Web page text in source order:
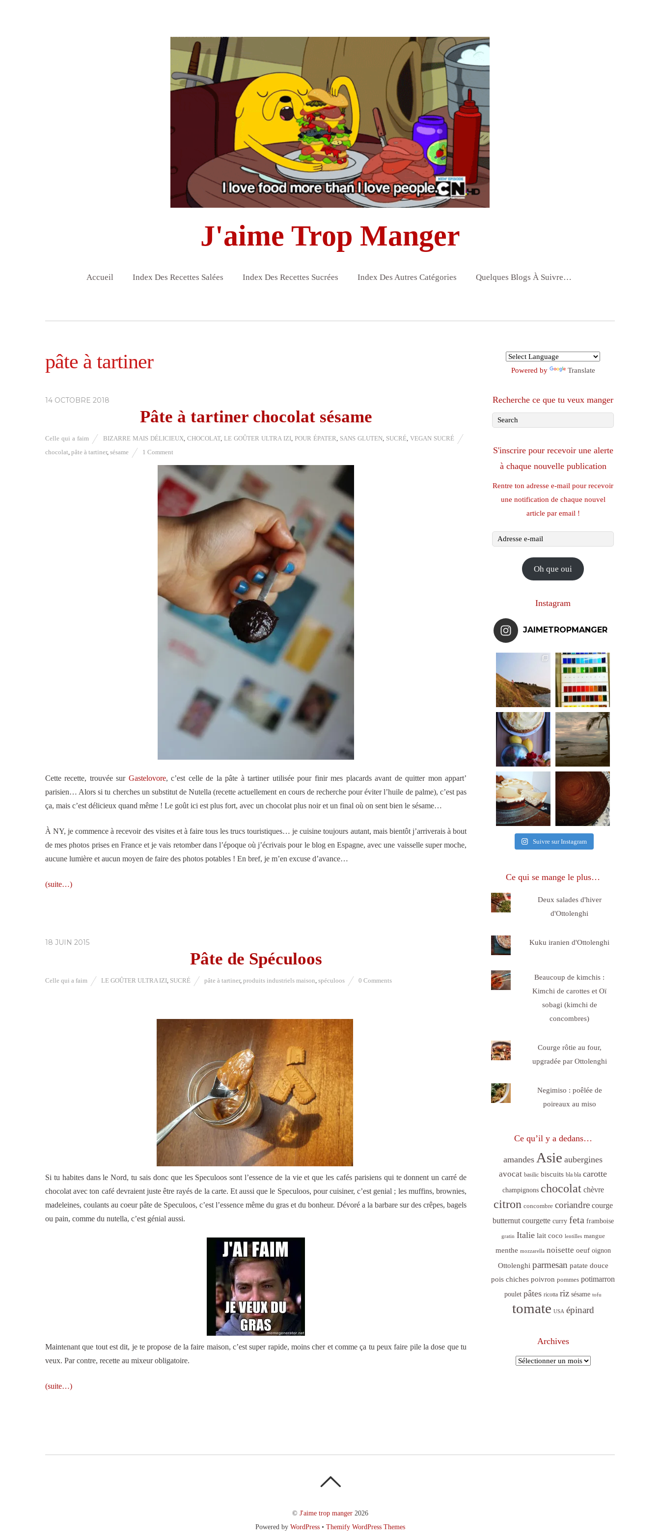
J'aime Trop Manger
Accueil Index Des Recettes Salées Index Des Recettes Sucrées Index Des Autres Catégories Quelques Blogs À Suivre…
pâte à tartiner
14 OCTOBRE 2018
Pâte à tartiner chocolat sésame
Celle qui a faim BIZARRE MAIS DÉLICIEUX, CHOCOLAT, LE GOÛTER ULTRA IZI, POUR ÉPATER, SANS GLUTEN, SUCRÉ, VEGAN SUCRÉ
chocolat, pâte à tartiner, sésame 1 Comment
Cette recette, trouvée sur Gastelovore, c’est celle de la pâte à tartiner utilisée pour finir mes placards avant de quitter mon appart’
parisien… Alors si tu cherches un substitut de Nutella (recette actuellement en cours de recherche pour éviter l’huile de palme), c’est pas
ça, mais c’est délicieux quand même ! Le goût ici est plus fort, avec un chocolat plus noir et un final où on sent bien le sésame…
À NY, je commence à recevoir des visites et à faire tous les trucs touristiques… je cuisine toujours autant, mais bientôt j’arriverais à bout
de mes photos prises en France et je vais retomber dans l’époque où j’écrivais pour le blog en Espagne, avec une vaisselle super moche,
aucune lumière et aucun moyen de faire des photos potables ! En bref, je m’en excuse d’avance…
(suite…)
18 JUIN 2015
Pâte de Spéculoos
Celle qui a faim LE GOÛTER ULTRA IZI, SUCRÉ pâte à tartiner, produits industriels maison, spéculoos 0 Comments
Si tu habites dans le Nord, tu sais donc que les Speculoos sont l’essence de la vie et que les cafés parisiens qui te donnent un carré de
chocolat avec ton café devraient juste être rayés de la carte. Et aussi que le Speculoos, pour cuisiner, c’est genial ; les muffins, brownies,
madeleines, coulants au coeur pâte de Speculoos, c’est l’essence même du gras et du bonheur. Dévoré a la barbare sur des crêpes, bagels
ou pain, comme du nutella, c’est génial aussi.
Maintenant que tout est dit, je te propose de la faire maison, c’est super rapide, moins cher et comme ça tu peux faire pile la dose que tu
veux. Par contre, recette au mixeur obligatoire.
(suite…)
Powered by Translate
Recherche ce que tu veux manger
S'inscrire pour recevoir une alerte
à chaque nouvelle publication
Rentre ton adresse e-mail pour recevoir
une notification de chaque nouvel
article par email !
Adresse
Oh que oui
Instagram
JAIMETROPMANGER
Suivre sur Instagram
Ce qui se mange le plus…
Deux salades d'hiver
d'Ottolenghi
Kuku iranien d'Ottolenghi
Beaucoup de kimchis :
Kimchi de carottes et Oï
sobagi (kimchi de
concombres)
Courge rôtie au four,
upgradée par Ottolenghi
Negimiso : poêlée de
poireaux au miso
Ce qu’il y a dedans…
amandes Asie aubergines
avocat basilic biscuits bla bla carotte
champignons chocolat chèvre
citron concombre coriandre courge
butternut courgette curry feta framboise
gratin Italie lait coco lentilles mangue
menthe mozzarella noisette oeuf oignon
Ottolenghi parmesan patate douce
pois chiches poivron pommes potimarron
poulet pâtes ricotta riz sésame tofu
tomate USA épinard
Archives
Archives
© J'aime trop manger2026
Powered by WordPress• Themify WordPress Themes